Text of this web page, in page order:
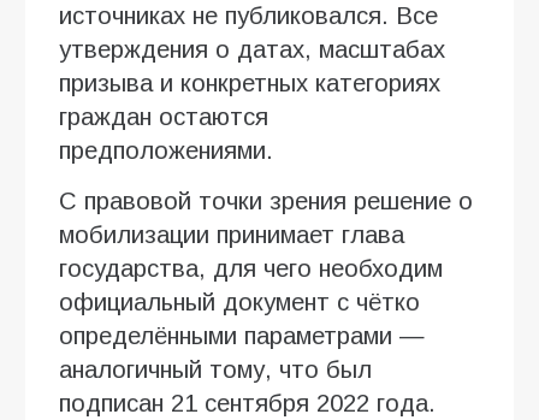
источниках не публиковался. Все
утверждения о датах, масштабах
призыва и конкретных категориях
граждан остаются
предположениями.
С правовой точки зрения решение о
мобилизации принимает глава
государства, для чего необходим
официальный документ с чётко
определёнными параметрами —
аналогичный тому, что был
подписан 21 сентября 2022 года.